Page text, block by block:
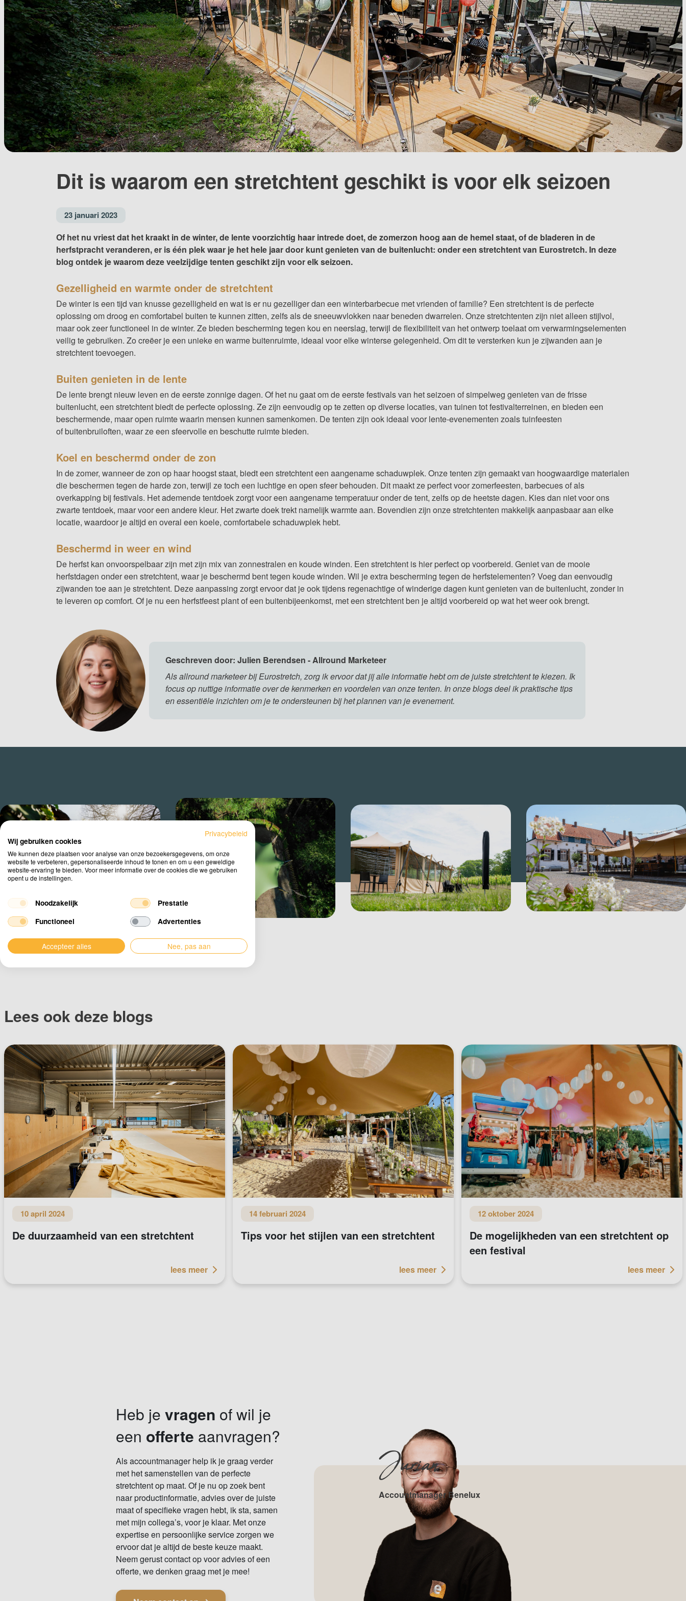
Dit is waarom een stretchtent geschikt is voor elk seizoen
23 januari 2023
Of het nu vriest dat het kraakt in de winter, de lente voorzichtig haar intrede doet, de zomerzon hoog aan de hemel staat, of de bladeren in de
herfstpracht veranderen, er is één plek waar je het hele jaar door kunt genieten van de buitenlucht: onder een stretchtent van Eurostretch. In deze
blog ontdek je waarom deze veelzijdige tenten geschikt zijn voor elk seizoen.
Gezelligheid en warmte onder de stretchtent
De winter is een tijd van knusse gezelligheid en wat is er nu gezelliger dan een winterbarbecue met vrienden of familie? Een stretchtent is de perfecte
oplossing om droog en comfortabel buiten te kunnen zitten, zelfs als de sneeuwvlokken naar beneden dwarrelen. Onze stretchtenten zijn niet alleen stijlvol,
maar ook zeer functioneel in de winter. Ze bieden bescherming tegen kou en neerslag, terwijl de flexibiliteit van het ontwerp toelaat om verwarmingselementen
veilig te gebruiken. Zo creëer je een unieke en warme buitenruimte, ideaal voor elke winterse gelegenheid. Om dit te versterken kun je zijwanden aan je
stretchtent toevoegen.
Buiten genieten in de lente
De lente brengt nieuw leven en de eerste zonnige dagen. Of het nu gaat om de eerstefestivalsvan het seizoen of simpelweg genieten van de frisse
buitenlucht, een stretchtent biedt de perfecte oplossing. Ze zijn eenvoudig op te zetten op diverse locaties, van tuinen tot festivalterreinen, en bieden een
beschermende, maar open ruimte waarin mensen kunnen samenkomen. De tenten zijn ook ideaal voor lente-evenementen zoals tuinfeesten
of buitenbruiloften, waar ze een sfeervolle en beschutte ruimte bieden.
Koel en beschermd onder de zon
In de zomer, wanneer de zon op haar hoogst staat, biedt een stretchtent een aangename schaduwplek. Onze tenten zijn gemaakt van hoogwaardige materialen
die beschermen tegen de harde zon, terwijl ze toch een luchtige en open sfeer behouden. Dit maakt ze perfect voor zomerfeesten, barbecues of als
overkapping bij festivals. Het ademende tentdoek zorgt voor een aangename temperatuur onder de tent, zelfs op de heetste dagen. Kies dan niet voor ons
zwarte tentdoek, maar voor een andere kleur. Het zwarte doek trekt namelijk warmte aan. Bovendien zijn onze stretchtenten makkelijk aanpasbaar aan elke
locatie, waardoor je altijd en overal een koele, comfortabele schaduwplek hebt.
Beschermd in weer en wind
De herfst kan onvoorspelbaar zijn met zijn mix van zonnestralen en koude winden. Een stretchtent is hier perfect op voorbereid. Geniet van de mooie
herfstdagen onder een stretchtent, waar je beschermd bent tegen koude winden. Wil je extra bescherming tegen de herfstelementen? Voeg dan eenvoudig
zijwanden toe aan je stretchtent. Deze aanpassing zorgt ervoor dat je ook tijdens regenachtige of winderige dagen kunt genieten van de buitenlucht, zonder in
te leveren op comfort. Of je nu een herfstfeest plant of een buitenbijeenkomst, met een stretchtent ben je altijd voorbereid op wat het weer ook brengt.
Geschreven door: Julien Berendsen - Allround Marketeer
Als allround marketeer bij Eurostretch, zorg ik ervoor dat jij alle informatie hebt om de juiste stretchtent te kiezen. Ik
focus op nuttige informatie over de kenmerken en voordelen van onze tenten. In onze blogs deel ik praktische tips
en essentiële inzichten om je te ondersteunen bij het plannen van je evenement.
Lees ook deze blogs
10 april 2024
De duurzaamheid van een stretchtent
lees meer
14 februari 2024
Tips voor het stijlen van een stretchtent
lees meer
12 oktober 2024
De mogelijkheden van een stretchtent op
een festival
lees meer
Heb je vragen of wil je
een offerte aanvragen?
Als accountmanager help ik je graag verder
met het samenstellen van de perfecte
stretchtent op maat. Of je nu op zoek bent
naar productinformatie, advies over de juiste
maat of specifieke vragen hebt, ik sta, samen
met mijn collega’s, voor je klaar. Met onze
expertise en persoonlijke service zorgen we
ervoor dat je altijd de beste keuze maakt.
Neem gerust contact op voor advies of een
offerte, we denken graag met je mee!
Jurian
Accountmanager Benelux
Privacybeleid
Wij gebruiken cookies
We kunnen deze plaatsen voor analyse van onze bezoekersgegevens, om onze
website te verbeteren, gepersonaliseerde inhoud te tonen en om u een geweldige
website-ervaring te bieden. Voor meer informatie over de cookies die we gebruiken
opent u de instellingen.
Noodzakelijk
Prestatie
Functioneel
Advertenties
Accepteer alles Nee, pas aan